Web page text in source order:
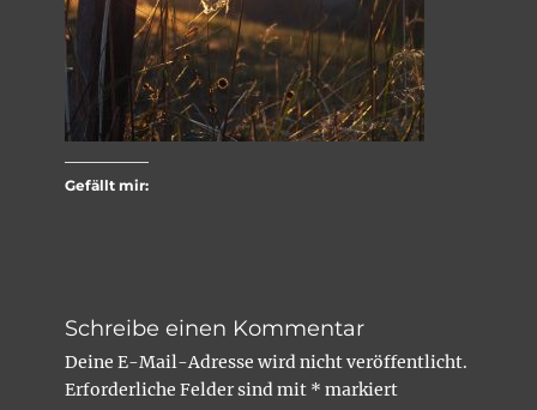
Gefällt mir:
Schreibe einen Kommentar
Deine E-Mail-Adresse wird nicht veröffentlicht.
Erforderliche Felder sind mit * markiert